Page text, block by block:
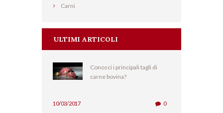
Carni
ULTIMI ARTICOLI
Conosci i principali tagli di
carne bovina?
10/03/2017 0